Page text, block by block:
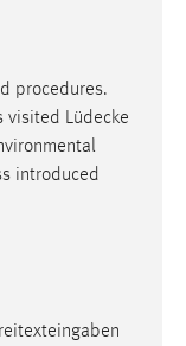
procedures.
visited Lüdecke
introduced
anzuzeigen.
Websites